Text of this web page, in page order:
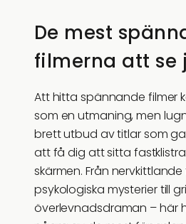
De mest
filmerna att se
Att hitta spännande filmer
som en utmaning, men
brett utbud av titlar som
att få dig att sitta
skärmen. Från
psykologiska mysterier till
överlevnadsdraman – här